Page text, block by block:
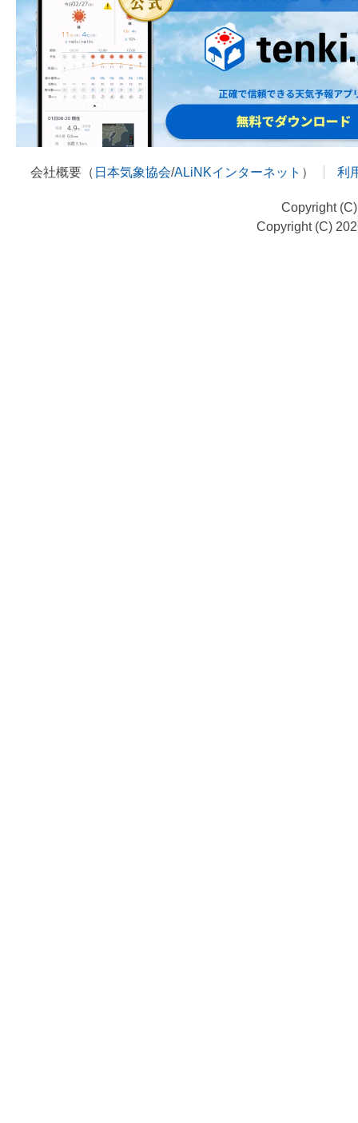
会社概要（ 日本気象協会/ALiNKインターネット ） 利
Copyright
Copyright (C)